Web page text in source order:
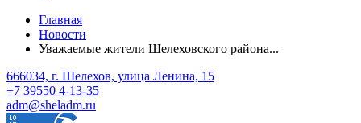
Главная
Новости
Уважаемые жители Шелеховского района...
666034, г. Шелехов, улица Ленина, 15
+7 39550 4-13-35
adm@sheladm.ru